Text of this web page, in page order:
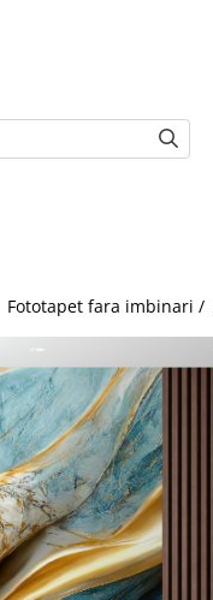
Fototapet fara imbinari /